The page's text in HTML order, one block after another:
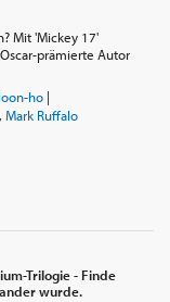
Mit 'Mickey 17'
prämierte Autor
ho|
, Mark Ruffalo
Trilogie - Finde
wurde.